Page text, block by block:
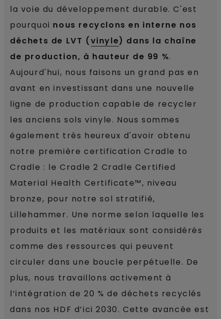
la voie du développement durable. C'est
pourquoi nous recyclons en interne nos
déchets de LVT (vinyle) dans la chaîne
de production, à hauteur de 99 %.
Aujourd'hui, nous faisons un grand pas en
avant en investissant dans une nouvelle
ligne de production capable de recycler
les anciens sols vinyle. Nous sommes
également très heureux d'avoir obtenu
notre première certification Cradle to
Cradle : le Cradle 2 Cradle Certified
Material Health Certificate™, niveau
bronze, pour notre sol stratifié,
Lillehammer. Une norme selon laquelle les
produits et les matériaux sont considérés
comme des ressources qui peuvent
circuler dans une boucle perpétuelle. De
plus, nous travaillons activement à
l’intégration de 20 % de déchets recyclés
dans nos HDF d’ici 2030. Cette avancée est